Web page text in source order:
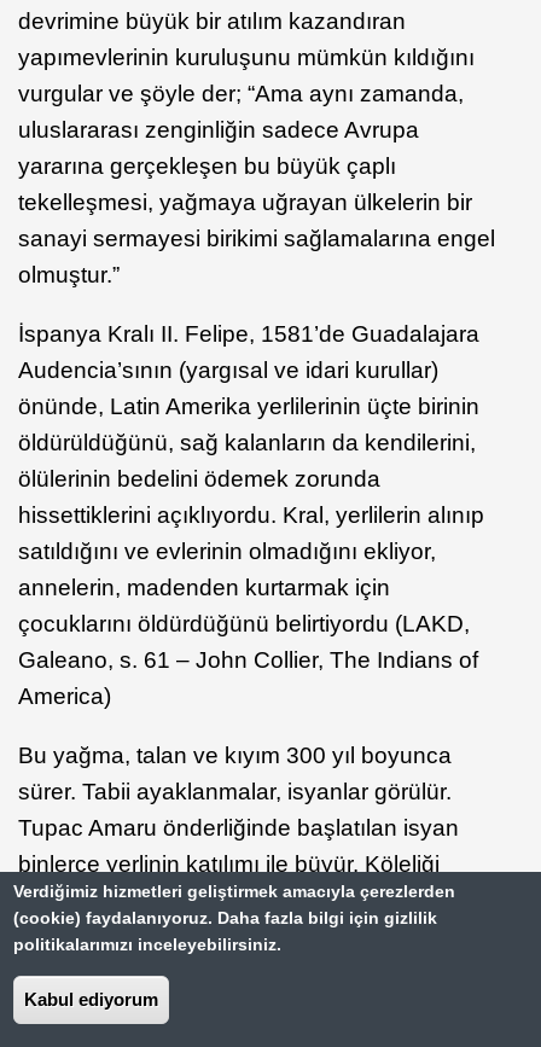
devrimine büyük bir atılım kazandıran
yapımevlerinin kuruluşunu mümkün kıldığını
vurgular ve şöyle der; “Ama aynı zamanda,
uluslararası zenginliğin sadece Avrupa
yararına gerçekleşen bu büyük çaplı
tekelleşmesi, yağmaya uğrayan ülkelerin bir
sanayi sermayesi birikimi sağlamalarına engel
olmuştur.”
İspanya Kralı II. Felipe, 1581’de Guadalajara
Audencia’sının (yargısal ve idari kurullar)
önünde, Latin Amerika yerlilerinin üçte birinin
öldürüldüğünü, sağ kalanların da kendilerini,
ölülerinin bedelini ödemek zorunda
hissettiklerini açıklıyordu. Kral, yerlilerin alınıp
satıldığını ve evlerinin olmadığını ekliyor,
annelerin, madenden kurtarmak için
çocuklarını öldürdüğünü belirtiyordu (LAKD,
Galeano, s. 61 – John Collier, The Indians of
America)
Bu yağma, talan ve kıyım 300 yıl boyunca
sürer. Tabii ayaklanmalar, isyanlar görülür.
Tupac Amaru önderliğinde başlatılan isyan
binlerce yerlinin katılımı ile büyür. Köleliği
yasakladığını ilan eder Tupac Amaru. 1781’de
(şu anda Peru sınırları içindeki) Cuzco’yu
kuşatır. Giderek önemli hale gelen bu
ayaklanma, en yakın adamının Tupac
Verdiğimiz hizmetleri geliştirmek amacıyla çerezlerden
(cookie) faydalanıyoruz. Daha fazla bilgi için gizlilik
politikalarımızı inceleyebilirsiniz.
Kabul ediyorum